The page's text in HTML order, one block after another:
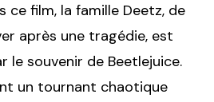
ce film, la famille Deetz, de
après une tragédie, est
le souvenir de Beetlejuice.
un tournant chaotique